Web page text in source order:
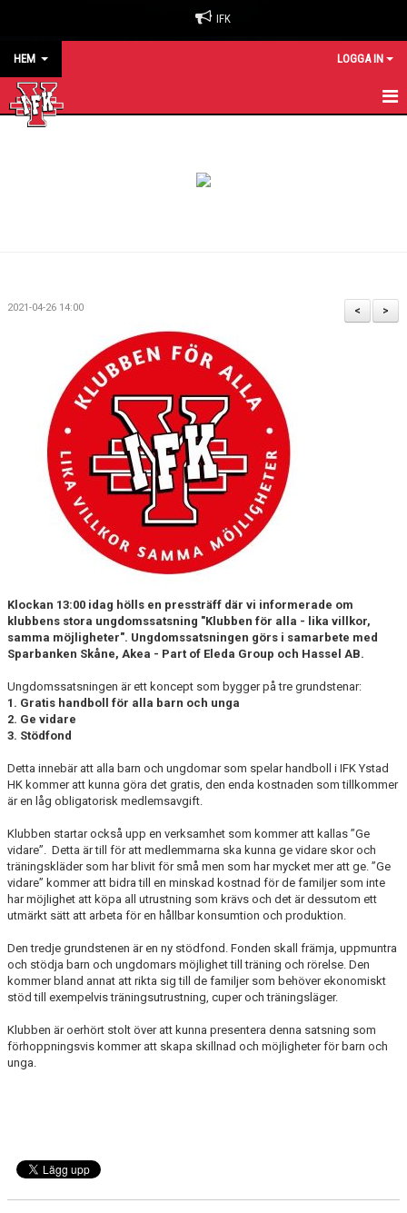
IFK
HEM LOGGA IN
SPONSORER
>
<
2021-04-26 14:00
Klockan 13:00 idag hölls en pressträff där vi informerade om
klubbens stora ungdomssatsning "Klubben för alla - lika villkor,
samma möjligheter". Ungdomssatsningen görs i samarbete med
Sparbanken Skåne, Akea - Part of Eleda Group och Hassel AB.
Ungdomssatsningen är ett koncept som bygger på tre grundstenar:
1. Gratis handboll för alla barn och unga
2. Ge vidare
3. Stödfond
Detta innebär att alla barn och ungdomar som spelar handboll i IFK Ystad
HK kommer att kunna göra det gratis, den enda kostnaden som tillkommer
är en låg obligatorisk medlemsavgift.
Klubben startar också upp en verksamhet som kommer att kallas ”Ge
vidare”. Detta är till för att medlemmarna ska kunna ge vidare skor och
träningskläder som har blivit för små men som har mycket mer att ge. ”Ge
vidare” kommer att bidra till en minskad kostnad för de familjer som inte
har möjlighet att köpa all utrustning som krävs och det är dessutom ett
utmärkt sätt att arbeta för en hållbar konsumtion och produktion.
Den tredje grundstenen är en ny stödfond. Fonden skall främja, uppmuntra
och stödja barn och ungdomars möjlighet till träning och rörelse. Den
kommer bland annat att rikta sig till de familjer som behöver ekonomiskt
stöd till exempelvis träningsutrustning, cuper och träningsläger.
Klubben är oerhört stolt över att kunna presentera denna satsning som
förhoppningsvis kommer att skapa skillnad och möjligheter för barn och
unga.